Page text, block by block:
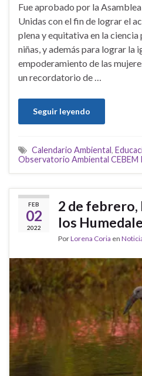
Fue aprobado por la
Unidas con el fin de lograr el
plena y equitativa en la ciencia
niñas, y además para lograr la
empoderamiento de las
un recordatorio de …
Seguir leyendo
Calendario Ambiental,
Observatorio Ambiental CEBEM
FEB
02
2022
2 de febrero,
los
PorLorena Coria en